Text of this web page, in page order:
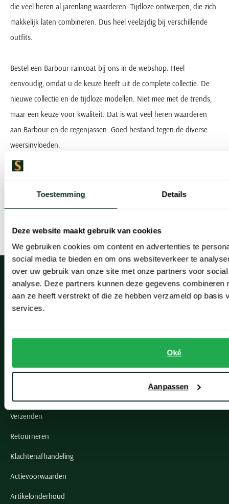
Toestemming Details
Deze website maakt gebruik van cookies
We gebruiken cookies om content en advertenties te
social media te bieden en om ons websiteverkeer te
over uw gebruik van onze site met onze partners voor
analyse. Deze partners kunnen deze gegevens combineren
aan ze heeft verstrekt of die ze hebben verzameld op basis
services.
Oké
Aanpassen
die veel heren al jarenlang waarderen. Tijdloze ontwerpen, die zich
makkelijk laten combineren. Dus heel veelzijdig bij verschillende
outfits.
Bestel een Barbour raincoat bij ons in de webshop. Heel
eenvoudig, omdat u de keuze heeft uit de complete collectie. De
nieuwe collectie en de tijdloze modellen. Niet mee met de trends,
maar een keuze voor kwaliteit. Dat is wat veel heren waarderen
aan Barbour en de regenjassen. Goed bestand tegen de diverse
weersinvloeden.
zoekt. Precies in uw maat en met de meest hoogwaardige
materialen. Bestellen is heel eenvoudig, waarna wij er voor u mee
Klantenservice
Klantenservice
Bestellen
Verzenden
Retourneren
Klachtenafhandeling
Actievoorwaarden
Artikelonderhoud